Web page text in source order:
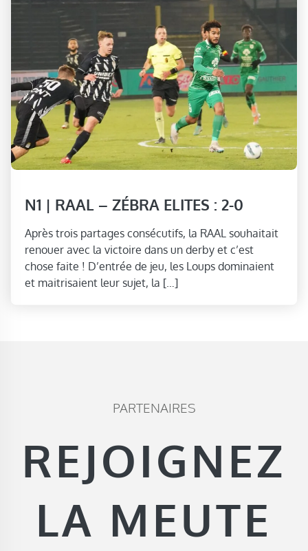
N1 | RAAL – ZÉBRA ELITES : 2-0
Après trois partages consécutifs, la RAAL souhaitait
renouer avec la victoire dans un derby et c’est
chose faite ! D’entrée de jeu, les Loups dominaient
et maitrisaient leur sujet, la […]
PARTENAIRES
REJOIGNEZ
LA MEUTE